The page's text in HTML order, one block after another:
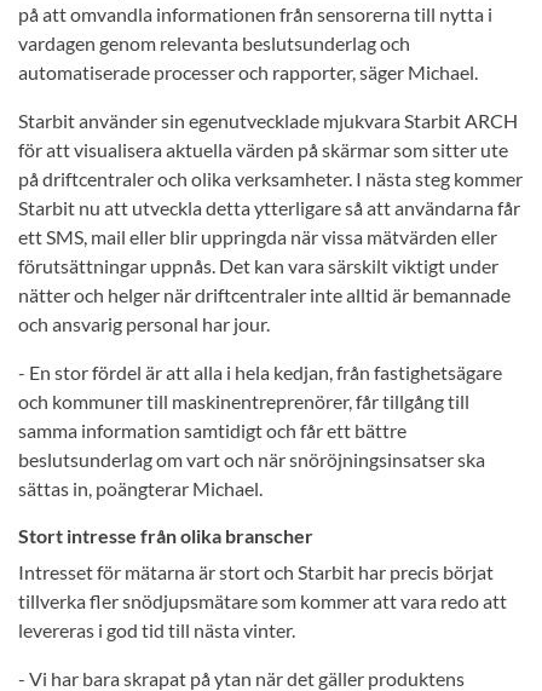
på att omvandla informationen från sensorerna till nytta i
vardagen genom relevanta beslutsunderlag och
automatiserade processer och rapporter, säger Michael.
Starbit använder sin egenutvecklade mjukvara Starbit ARCH
för att visualisera aktuella värden på skärmar som sitter ute
på driftcentraler och olika verksamheter. I nästa steg kommer
Starbit nu att utveckla detta ytterligare så att användarna får
ett SMS, mail eller blir uppringda när vissa mätvärden eller
förutsättningar uppnås. Det kan vara särskilt viktigt under
nätter och helger när driftcentraler inte alltid är bemannade
och ansvarig personal har jour.
- En stor fördel är att alla i hela kedjan, från fastighetsägare
och kommuner till maskinentreprenörer, får tillgång till
samma information samtidigt och får ett bättre
beslutsunderlag om vart och när snöröjningsinsatser ska
sättas in, poängterar Michael.
Stort intresse från olika branscher
Intresset för mätarna är stort och Starbit har precis börjat
tillverka fler snödjupsmätare som kommer att vara redo att
levereras i god tid till nästa vinter.
- Vi har bara skrapat på ytan när det gäller produktens